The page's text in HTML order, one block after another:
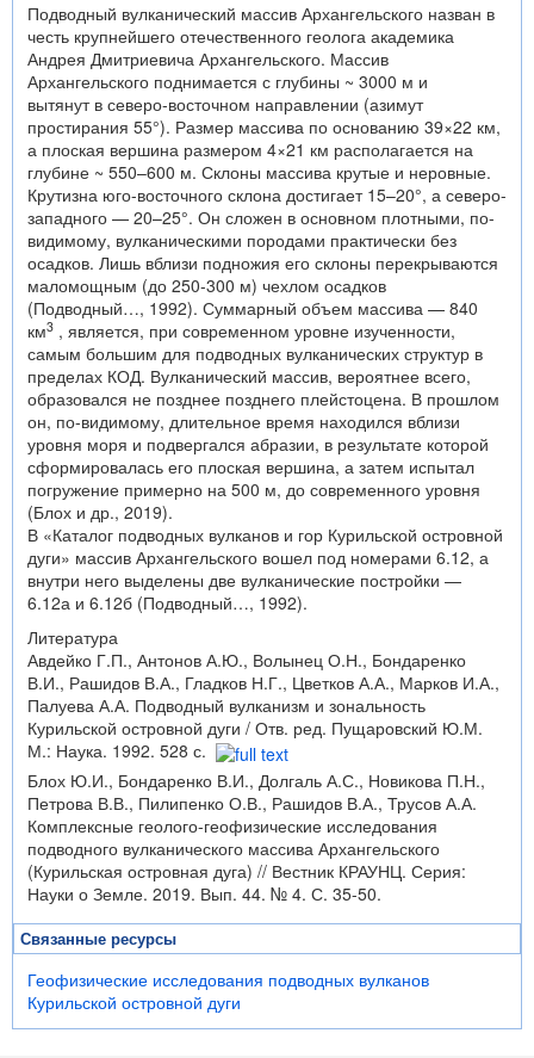
Подводный вулканический массив Архангельского назван в
честь крупнейшего отечественного геолога академика
Андрея Дмитриевича Архангельского. Массив
Архангельского поднимается с глубины ~ 3000 м и
вытянут в северо-восточном направлении (азимут
простирания 55°). Размер массива по основанию 39×22 км,
а плоская вершина размером 4×21 км располагается на
глубине ~ 550–600 м. Склоны массива крутые и неровные.
Крутизна юго-восточного склона достигает 15–20°, а северо-
западного — 20–25°. Он сложен в основном плотными, по-
видимому, вулканическими породами практически без
осадков. Лишь вблизи подножия его склоны перекрываются
маломощным (до 250-300 м) чехлом осадков
(Подводный…, 1992). Суммарный объем массива — 840
км3 , является, при современном уровне изученности,
самым большим для подводных вулканических структур в
пределах КОД. Вулканический массив, вероятнее всего,
образовался не позднее позднего плейстоцена. В прошлом
он, по-видимому, длительное время находился вблизи
уровня моря и подвергался абразии, в результате которой
сформировалась его плоская вершина, а затем испытал
погружение примерно на 500 м, до современного уровня
(Блох и др., 2019).
В «Каталог подводных вулканов и гор Курильской островной
дуги» массив Архангельского вошел под номерами 6.12, а
внутри него выделены две вулканические постройки —
6.12а и 6.12б (Подводный…, 1992).
Литература
Авдейко Г.П., Антонов А.Ю., Волынец О.Н., Бондаренко
В.И., Рашидов В.А., Гладков Н.Г., Цветков А.А., Марков И.А.,
Палуева А.А. Подводный вулканизм и зональность
Курильской островной дуги / Отв. ред. Пущаровский Ю.М.
М.: Наука. 1992. 528 с.
Блох Ю.И., Бондаренко В.И., Долгаль А.С., Новикова П.Н.,
Петрова В.В., Пилипенко О.В., Рашидов В.А., Трусов А.А.
Комплексные геолого-геофизические исследования
подводного вулканического массива Архангельского
(Курильская островная дуга) // Вестник КРАУНЦ. Серия:
Науки о Земле. 2019. Вып. 44. № 4. С. 35-50.
Связанные ресурсы
Геофизические исследования подводных вулканов
Курильской островной дуги